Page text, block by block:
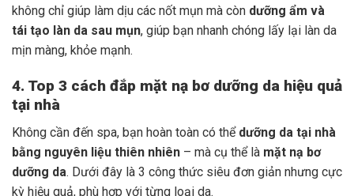
không chỉ giúp làm dịu các nốt mụn mà còn dưỡng ẩm và
tái tạo làn da sau mụn, giúp bạn nhanh chóng lấy lại làn da
mịn màng, khỏe mạnh.
4. Top 3 cách đắp mặt nạ bơ dưỡng da hiệu quả
tại nhà
Không cần đến spa, bạn hoàn toàn có thể dưỡng da tại nhà
bằng nguyên liệu thiên nhiên – mà cụ thể là mặt nạ bơ
dưỡng da. Dưới đây là 3 công thức siêu đơn giản nhưng cực
kỳ hiệu quả, phù hợp với từng loại da.